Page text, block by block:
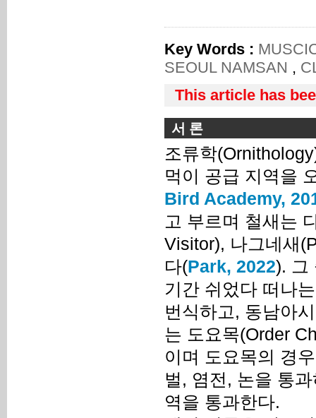
Key Words :
SEOUL NAMSAN ,
This article has
서 론
조류학
먹이 공급 지역을
Bird Academy,
고 부르며 철새는
Visitor), 나그네새
다(Park, 2022). 그
기간 쉬었다 떠나
번식하고, 동남아
는 도요목(Order
이며 도요목의 경
벌, 염전, 논을 통
역을 통과한다.